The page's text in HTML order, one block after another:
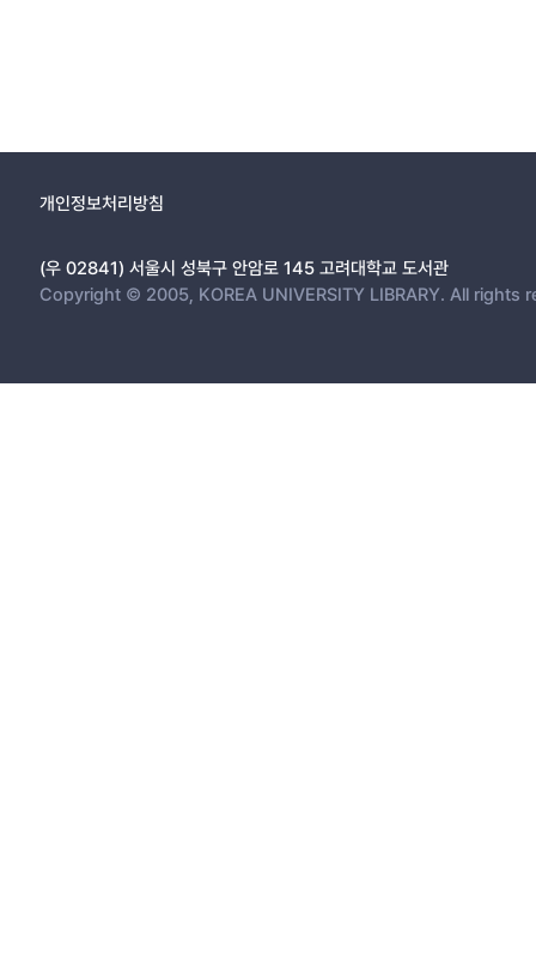
개인정보처리방침
(우 02841) 서울시 성북구 안암로 145 고려대학교 도서관
Copyright © 2005, KOREA UNIVERSITY LIBRARY. All rights